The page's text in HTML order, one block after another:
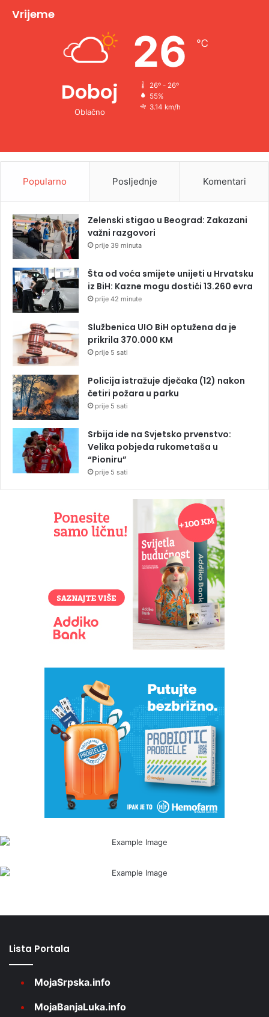
vVrijeme
Doboj
Oblačno
26 ℃
26º - 26º
55%
3.14 km/h
Popularno Posljednje Komentari
Zelenski stigao u Beograd: Zakazani
važni razgovori
prije 39 minuta
Šta od voća smijete unijeti u Hrvatsku
iz BiH: Kazne mogu dostići 13.260 evra
prije 42 minute
Službenica UIO BiH optužena da je
prikrila 370.000 KM
prije 5 sati
Policija istražuje dječaka (12) nakon
četiri požara u parku
prije 5 sati
Srbija ide na Svjetsko prvenstvo:
Velika pobjeda rukometaša u
“Pioniru”
prije 5 sati
Lista Portala
MojaSrpska.info
MojaBanjaLuka.info